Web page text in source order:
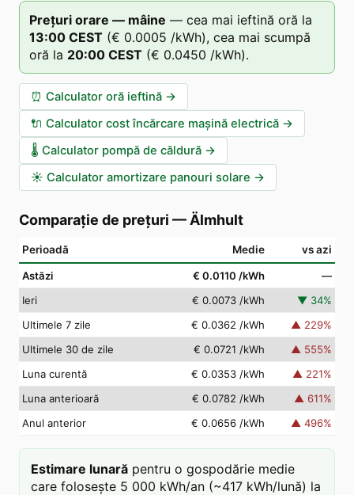
Prețuri orare — mâine — cea mai ieftină oră la
13:00 CEST (€ 0.0005 /kWh), cea mai scumpă
oră la 20:00 CEST (€ 0.0450 /kWh).
⏰ Calculator oră ieftină →
🔌 Calculator cost încărcare mașină electrică →
🌡️ Calculator pompă de căldură →
☀️ Calculator amortizare panouri solare →
Comparație de prețuri — Älmhult
Perioadă Medie vs azi
Astăzi € 0.0110 /kWh
—
Ieri
€ 0.0073 /kWh ▼ 34%
Ultimele 7 zile
€ 0.0362 /kWh ▲ 229%
Ultimele 30 de zile
€ 0.0721 /kWh ▲ 555%
Luna curentă
€ 0.0353 /kWh ▲ 221%
Luna anterioară
€ 0.0782 /kWh ▲ 611%
Anul anterior
€ 0.0656 /kWh ▲ 496%
Estimare lunară pentru o gospodărie medie
care folosește 5 000 kWh/an (~417 kWh/lună) la